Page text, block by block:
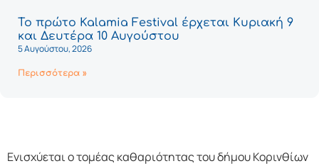
Το πρώτο Kalamia Festival έρχεται Κυριακή 9
και Δευτέρα 10 Αυγούστου
5 Αυγούστου, 2026
Περισσότερα »
Ενισχύεται ο τομέας καθαριότητας του δήμου Κορινθίων